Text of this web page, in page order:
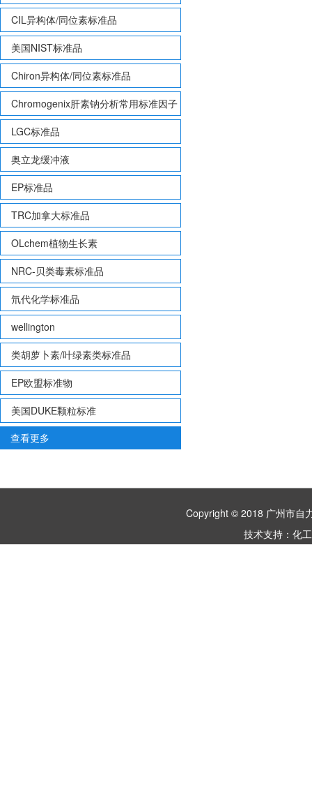
CIL异构体/同位素标准品
美国NIST标准品
Chiron异构体/同位素标准品
Chromogenix肝素钠分析常用标准因子
LGC标准品
奥立龙缓冲液
EP标准品
TRC加拿大标准品
OLchem植物生长素
NRC-贝类毒素标准品
氘代化学标准品
wellington
类胡萝卜素/叶绿素类标准品
EP欧盟标准物
美国DUKE颗粒标准
查看更多
Copyright © 2018 广州市
技术支持： 化